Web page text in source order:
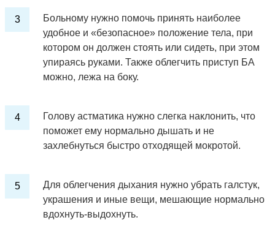
Больному нужно помочь принять наиболее
удобное и «безопасное» положение тела, при
котором он должен стоять или сидеть, при этом
упираясь руками. Также облегчить приступ БА
можно, лежа на боку.
Голову астматика нужно слегка наклонить, что
поможет ему нормально дышать и не
захлебнуться быстро отходящей мокротой.
Для облегчения дыхания нужно убрать галстук,
украшения и иные вещи, мешающие нормально
вдохнуть-выдохнуть.